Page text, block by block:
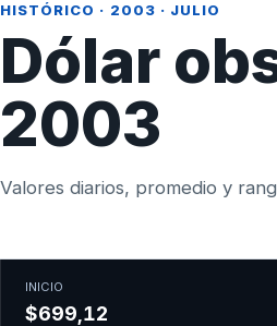
HISTÓRICO · 2003 · JULIO
Dólar
2003
Valores diarios, promedio y
INICIO
$699,12